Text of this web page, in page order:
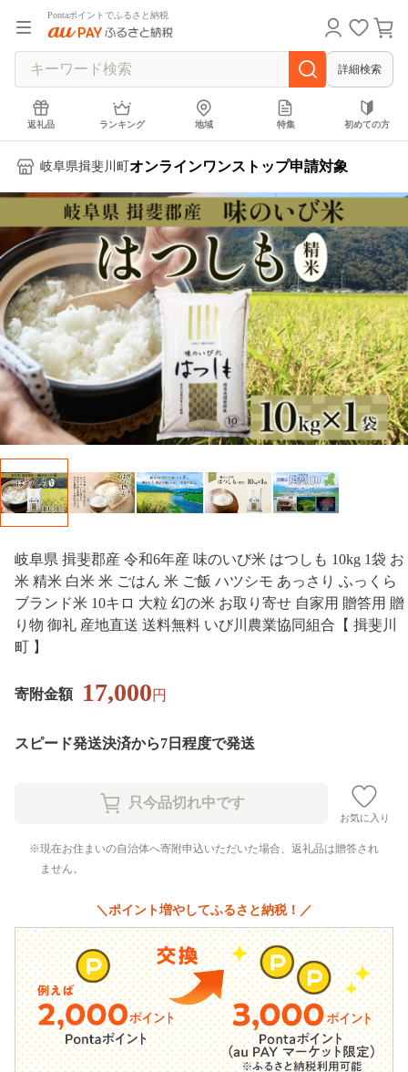
Pontaポイントでふるさと納税
詳細検索
返礼品 ランキング 地域 特集 初めての方
岐阜県揖斐川町 オンラインワンストップ申請対象
岐阜県 揖斐郡産 令和6年産 味のいび米 はつしも 10kg 1袋 お
米 精米 白米 米 ごはん 米 ご飯 ハツシモ あっさり ふっくら
ブランド米 10キロ 大粒 幻の米 お取り寄せ 自家用 贈答用 贈
り物 御礼 産地直送 送料無料 いび川農業協同組合【 揖斐川
町 】
寄附金額 17,000円
スピード発送決済から7日程度で発送
お気に入り
現在お住まいの自治体へ寄附申込いただいた場合、返礼品は贈答され
ません。
＼ポイント増やしてふるさと納税！／